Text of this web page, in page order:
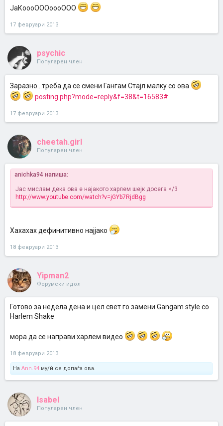
ЈаКоооОООоооООО
17 февруари 2013
psychic
Популарен член
Заразно...треба да се смени Гангам Стајл малку со ова
posting.php?mode=reply&f=38&t=16583#
17 февруари 2013
cheetah.girl
Популарен член
anichka94 напиша:
Јас мислам дека ова е најакото харлем шејк досега </3
http://www.youtube.com/watch?v=jGYb7RjdBgg
Хахахах дефинитивно најјако
18 февруари 2013
Yipman2
Форумски идол
Готово за недела дена и цел свет го замени Gangam style со
Harlem Shake
мора да се направи харлем видео
18 февруари 2013
На Ann.94 му/ѝ се допаѓа ова.
Isabel
Популарен член